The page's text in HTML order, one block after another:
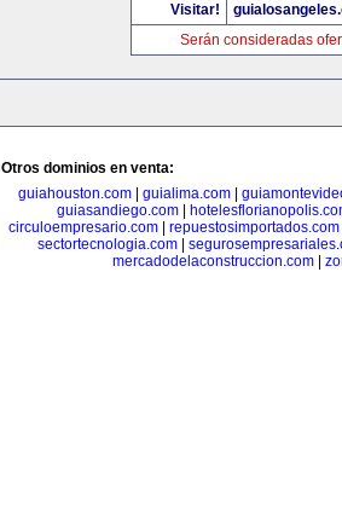
Visitar!
Serán consideradas
Otros dominios en venta:
guiahouston.com| guialima.com|
guiasandiego.com
circuloempresario.com| repuestosimportados.com
sectortecnologia.com
mercadodelaconstruccion.com